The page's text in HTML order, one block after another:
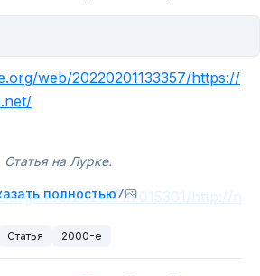
web/20220201133357/https://
Статья на Лурке.
web/20210727015301/http://n
полностью7
Статья 2000-е